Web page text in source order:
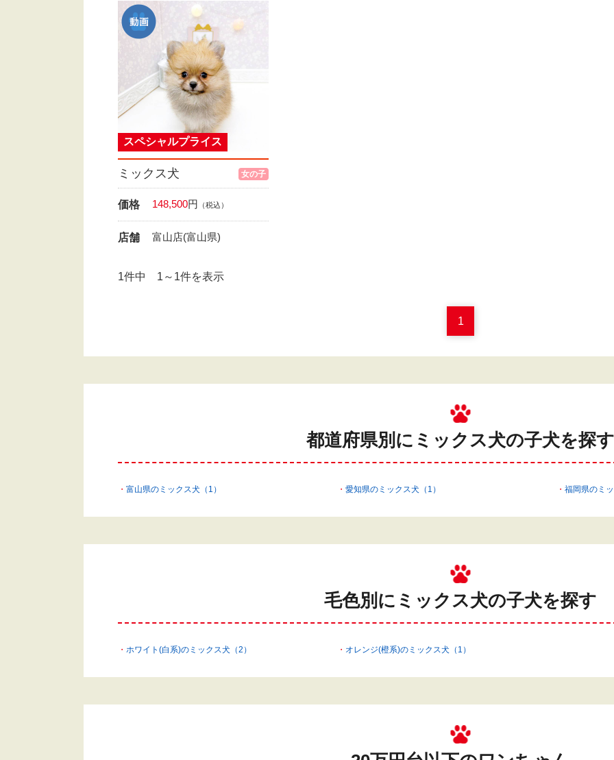
ミックス犬 女の子
スペシャルプライス
価格 148,500円 （税込）
店舗 富山店(富山県)
1件中 1～1件を表示
1
都道府県別にミックス犬の子犬を探す
富山県のミックス犬（1） 愛知県のミックス犬（1） 福岡県のミ
毛色別にミックス犬の子犬を探す
ホワイト(白系)のミックス犬（2） オレンジ(橙系)のミックス犬（1）